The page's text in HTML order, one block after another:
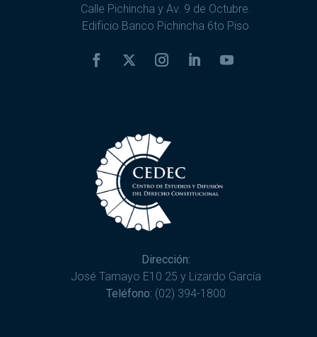
Calle Pichincha y Av. 9 de Octubre.
Edificio Banco Pichincha 6to Piso
Dirección:
José Tamayo E10 25 y Lizardo García
Teléfono: (02) 394-1800